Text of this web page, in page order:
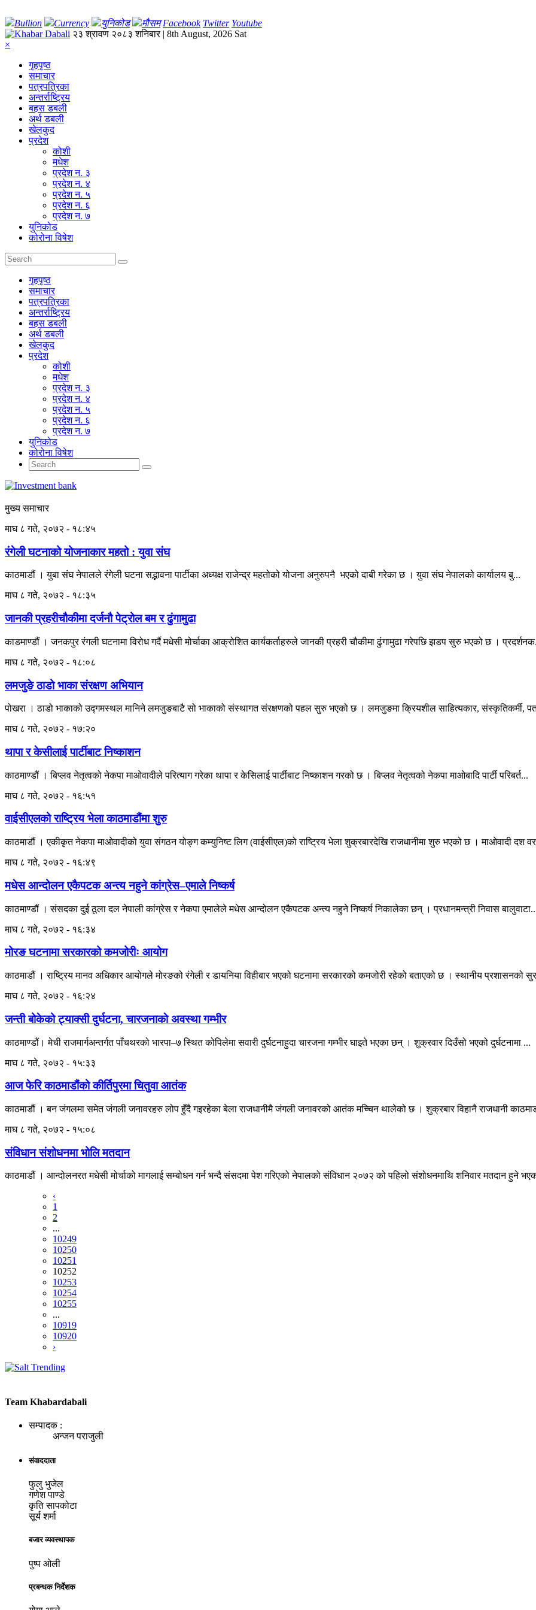
Bullion Currency युनिकोड मौसम Facebook Twitter Youtube
२३ श्रावण २०८३ शनिबार | 8th August, 2026 Sat
×
गृहपृष्‍ठ
समाचार
पत्रपत्रिका
अन्तर्राष्ट्रिय
बहस डबली
अर्थ डबली
खेलकुद
प्रदेश
कोशी
मधेश
प्रदेश न. ३
प्रदेश न. ४
प्रदेश न. ५
प्रदेश न. ६
प्रदेश न. ७
युनिकोड
कोरोना विषेश
गृहपृष्‍ठ
समाचार
पत्रपत्रिका
अन्तर्राष्ट्रिय
बहस डबली
अर्थ डबली
खेलकुद
प्रदेश
कोशी
मधेश
प्रदेश न. ३
प्रदेश न. ४
प्रदेश न. ५
प्रदेश न. ६
प्रदेश न. ७
युनिकोड
कोरोना विषेश
मुख्य समाचार
माघ ८ गते, २०७२ - १८:४५
रंगेली घटनाको योजनाकार महतो : युवा संघ
काठमाडौं । युबा संघ नेपालले रंगेली घटना सद्भावना पार्टीका अध्यक्ष राजेन्द्र महतोको योजना अनुरुपनै भएको दाबी गरेका छ । युवा संघ नेपालको कार्यालय बु...
माघ ८ गते, २०७२ - १८:३५
जानकी प्रहरीचौकीमा दर्जनौ पेट्रोल बम र ढुंगामुढा
काडमाण्डौं । जनकपुर रंगली घटनामा विरोध गर्दै मधेसी मोर्चाका आक्रोशित कार्यकर्ताहरुले जानकी प्रहरी चौकीमा ढुंगामुढा गरेपछि झडप सुरु भएको छ ।
माघ ८ गते, २०७२ - १८:०८
लमजुङे ठाडो भाका संरक्षण अभियान
पोखरा । ठाडो भाकाको उद्गमस्थल मानिने लमजुङबाटै सो भाकाको संस्थागत संरक्षणको पहल सुरु भएको छ । लमजुङमा क्रियशील साहित्यकार, संस्कृतिकर्मी,
माघ ८ गते, २०७२ - १७:२०
थापा र केसीलाई पार्टीबाट निष्काशन
काठमाण्डौं । बिप्लव नेतृत्वको नेकपा माओवादीले परित्याग गरेका थापा र केसिलाई पार्टीबाट निष्काशन गरको छ । बिप्लव नेतृत्वको नेकपा माओबादि पार्टी परिबर्त...
माघ ८ गते, २०७२ - १६:५१
वाईसीएलको राष्ट्रिय भेला काठमाडौंमा शुरु
काठमाडौं । एकीकृत नेकपा माओवादीको युवा संगठन योङ्ग कम्युनिष्ट लिग (वाईसीएल)को राष्ट्रिय भेला शुक्रबारदेखि राजधानीमा शुरु भएको छ । माओवादी दश
माघ ८ गते, २०७२ - १६:४९
मधेस आन्दोलन एकैपटक अन्त्य नहुने कांग्रेस–एमाले निष्कर्ष
काठमाण्डौं । संसदका दुई ठूला दल नेपाली कांग्रेस र नेकपा एमालेले मधेस आन्दोलन एकैपटक अन्त्य नहुने निष्कर्ष निकालेका छन् । प्रधानमन्त्री निवास
माघ ८ गते, २०७२ - १६:३४
मोरङ घटनामा सरकारको कमजोरीः आयोग
काठमाडौं । राष्ट्रिय मानव अधिकार आयोगले मोरङको रंगेली र डायनिया विहीबार भएको घटनामा सरकारको कमजोरी रहेको बताएको छ । स्थानीय प्रशासनको
माघ ८ गते, २०७२ - १६:२४
जन्ती बोकेको ट्याक्सी दुर्घटना, चारजनाकाे अवस्था गम्भीर
काठमाण्डौं। मेची राजमार्गअन्तर्गत पाँचथरको भारपा–७ स्थित कोपिलेमा सवारी दुर्घटनाहुदा चारजना गम्भीर घाइते भएका छन् । शुक्रवार दिउँसो भएको दुर्घटनामा ...
माघ ८ गते, २०७२ - १५:३३
आज फेरि काठमाडौंको कीर्तिपुरमा चितुवा आतंक
काठमाडौं । बन जंगलमा समेत जंगली जनावरहरु लोप हुँदै गइरहेका बेला राजधानीमै जंगली जनावरको आतंक मच्चिन थालेको छ । शुक्रबार विहानै राजधानी
माघ ८ गते, २०७२ - १५:०८
संविधान संशोधनमा भोलि मतदान
काठमाडौं । आन्दोलनरत मधेसी मोर्चाको मागलाई सम्बोधन गर्न भन्दै संसदमा पेश गरिएको नेपालको संविधान २०७२ को पहिलो संशोधनमाथि शनिवार मतदान हुने
‹
1
2
...
10249
10250
10251
10252
10253
10254
10255
...
10919
10920
›
Team Khabardabali
सम्पादक :
अन्जन पराजुली
संवाददाता
फुलु भुजेल
गणेश पाण्डे
कृति सापकोटा
सूर्य शर्मा
बजार व्यवस्थापक
पुष्प ओली
प्रबन्धक निर्देशक